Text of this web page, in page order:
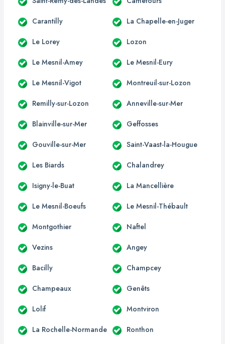
Carantilly La Chapelle-en-Juger
Le Lorey Lozon
Le Mesnil-Amey Le Mesnil-Eury
Le Mesnil-Vigot Montreuil-sur-Lozon
Remilly-sur-Lozon Anneville-sur-Mer
Blainville-sur-Mer Geffosses
Gouville-sur-Mer Saint-Vaast-la-Hougue
Les Biards Chalandrey
Isigny-le-Buat La Mancellière
Le Mesnil-Boeufs Le Mesnil-Thébault
Montgothier Naftel
Vezins Angey
Bacilly Champcey
Champeaux Genêts
Lolif Montviron
La Rochelle-Normande Ronthon